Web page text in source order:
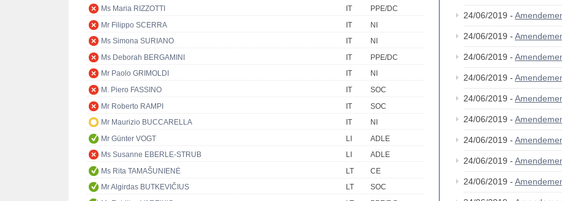
Ms Maria RIZZOTTI
IT
PPE/DC
Mr Filippo SCERRA
IT
NI
Ms Simona SURIANO
IT
NI
Ms Deborah BERGAMINI
IT
PPE/DC
Mr Paolo GRIMOLDI
IT
NI
M. Piero FASSINO
IT
SOC
Mr Roberto RAMPI
IT
SOC
Mr Maurizio BUCCARELLA
IT
NI
Mr Günter VOGT
LI
ADLE
Ms Susanne EBERLE-STRUB
LI
ADLE
Ms Rita TAMAŠUNIENĖ
LT
CE
Mr Algirdas BUTKEVIČIUS
LT
SOC
24/06/2019 -
24/06/2019 -
24/06/2019 -
24/06/2019 -
24/06/2019 -
24/06/2019 -
24/06/2019 -
24/06/2019 -
24/06/2019 -